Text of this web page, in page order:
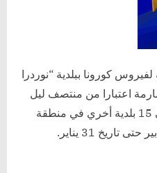
كورونا ببلدية “نوردرا
اعتبارا من منتصف ليل
يوم الاثنين الموافق 25 يناير في 15 بلدية أخري في منطقة
31 يناير.